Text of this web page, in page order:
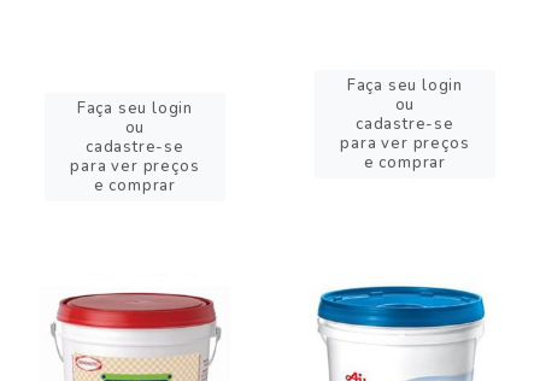
Faça seu login
ou
cadastre-se
para ver preços
e comprar
Faça seu login
ou
cadastre-se
para ver preços
e comprar